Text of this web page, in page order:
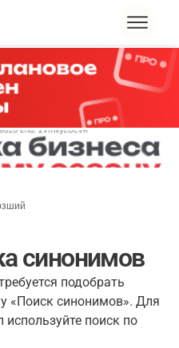
синонимов
подобрать
«Поиск синонимов». Для
поиск по